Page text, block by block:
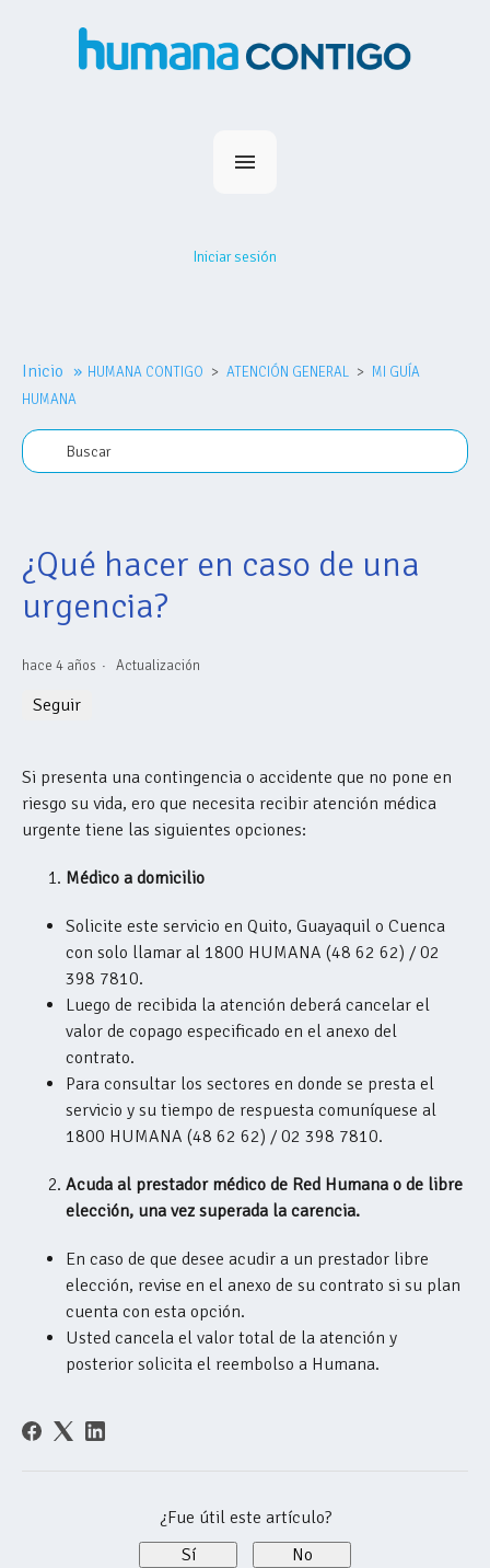
Nosotros
Comprar plan
Iniciar sesión
Inicio » HUMANA CONTIGO ATENCIÓN GENERAL
MI GUÍA
HUMANA
¿Qué hacer en caso de una
urgencia?
hace 4 años Actualización
Seguir
Si presenta una contingencia o accidente que no pone en
riesgo su vida, ero que necesita recibir atención médica
urgente tiene las siguientes opciones:
Médico a domicilio
Solicite este servicio en Quito, Guayaquil o Cuenca
con solo llamar al 1800 HUMANA (48 62 62) / 02
398 7810.
Luego de recibida la atención deberá cancelar el
valor de copago especificado en el anexo del
contrato.
Para consultar los sectores en donde se presta el
servicio y su tiempo de respuesta comuníquese al
1800 HUMANA (48 62 62) / 02 398 7810.
Acuda al prestador médico de Red Humana o de libre
elección, una vez superada la carencia.
En caso de que desee acudir a un prestador libre
elección, revise en el anexo de su contrato si su plan
cuenta con esta opción.
Usted cancela el valor total de la atención y
posterior solicita el reembolso a Humana.
¿Fue útil este artículo?
Sí
No